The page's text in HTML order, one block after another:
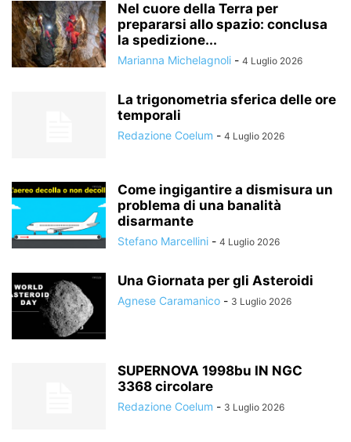
Nel cuore della Terra per
prepararsi allo spazio: conclusa
la spedizione...
Marianna Michelagnoli - 4 Luglio 2026
La trigonometria sferica delle ore
temporali
Redazione Coelum - 4 Luglio 2026
Come ingigantire a dismisura un
problema di una banalità
disarmante
Stefano Marcellini - 4 Luglio 2026
Una Giornata per gli Asteroidi
Agnese Caramanico - 3 Luglio 2026
SUPERNOVA 1998bu IN NGC
3368 circolare
Redazione Coelum - 3 Luglio 2026